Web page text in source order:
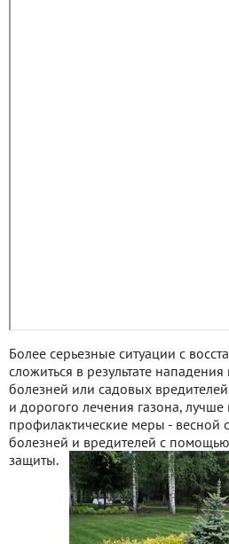
Более серьезные ситуации с
сложиться в результате
болезней или садовых
и дорогого лечения газона, лучше
профилактические меры - весной
болезней и вредителей с
защиты.